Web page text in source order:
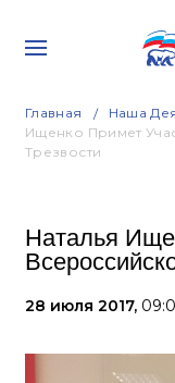
Главная Наша
Ищенко Примет
Трезвости
Наталья
28 июля 2017,